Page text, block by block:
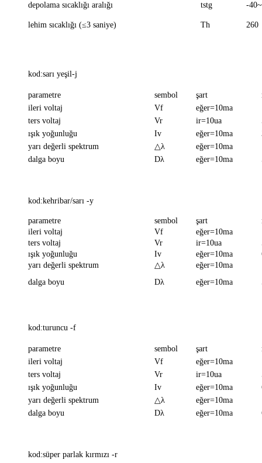
depolama sıcaklığı aralığı
tstg -
lehim sıcaklığı (≤3 saniye) Th 260
kod:sarı yeşil-j
parametre sembol şart
ileri voltaj
Vf eğer=10ma
ters voltaj
Vr ir=10ua
ışık yoğunluğu
Iv eğer=10ma
yarı değerli spektrum
△λ
eğer=10ma
dalga boyu
Dλ eğer=10ma
kod:kehribar/sarı -y
parametre sembol şart
ileri voltaj
Vf eğer=10ma
ters voltaj
Vr ir=10ua
ışık yoğunluğu
Iv eğer=10ma
yarı değerli spektrum
△λ
eğer=10ma
dalga boyu
Dλ eğer=10ma
kod:turuncu -f
parametre sembol şart
ileri voltaj
Vf eğer=10ma
ters voltaj
Vr ir=10ua
ışık yoğunluğu
Iv eğer=10ma
yarı değerli spektrum
△λ
eğer=10ma
dalga boyu
Dλ eğer=10ma
kod:süper parlak kırmızı -r